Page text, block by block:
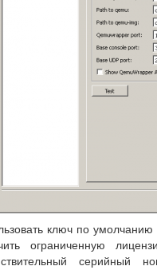
ключ по
ограниченную